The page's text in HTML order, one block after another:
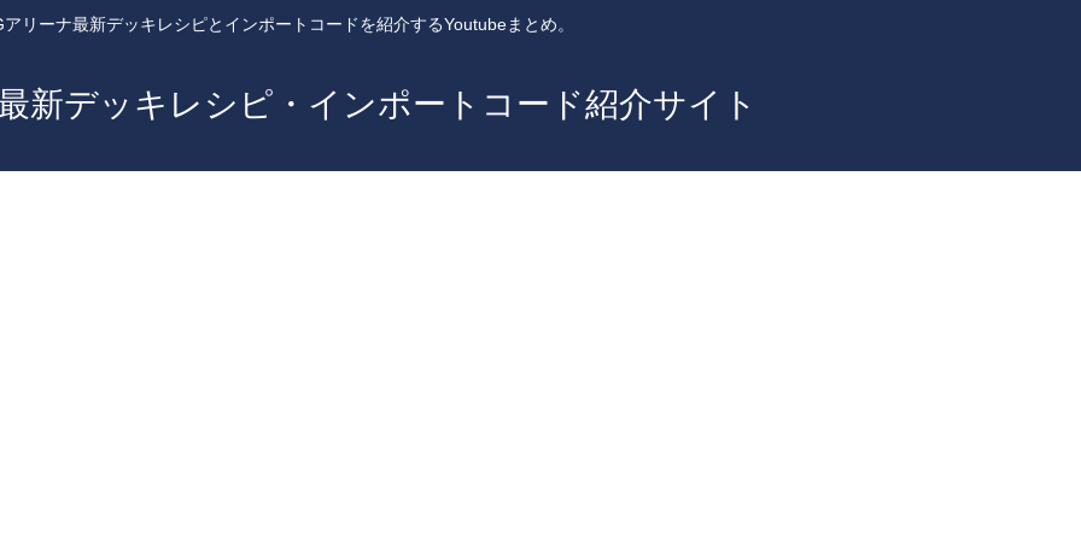
アリーナ最新デッキレシピとインポートコードを紹介するYoutubeまとめ。
新デッキレシピ・インポートコード紹介サイト